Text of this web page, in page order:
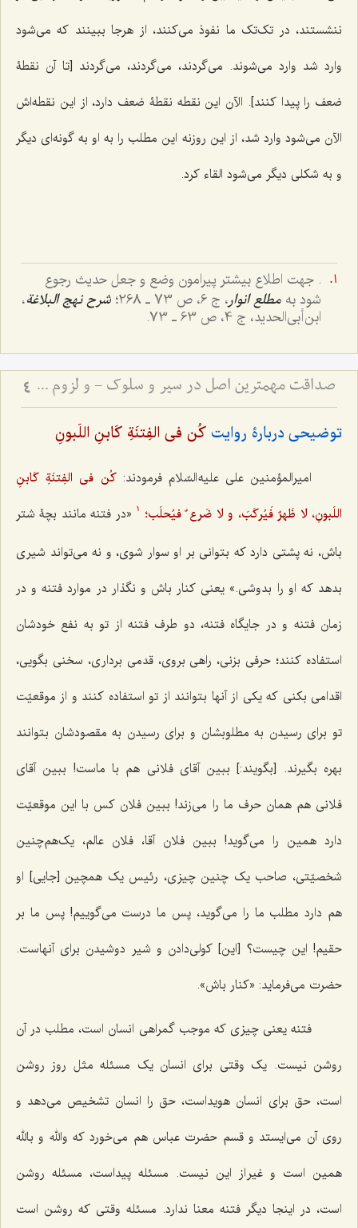
ننشستند، در تک‌تک ما نفوذ می‌کنند، از هرجا ببینند که می‌شود
وارد شد وارد می‌شوند. می‌گردند، می‌گردند، می‌گردند [تا آن نقطۀ
ضعف را پیدا کنند]. الآن این نقطه نقطۀ ضعف دارد، از این نقطه‌اش
الآن می‌شود وارد شد، از این روزنه این مطلب را به او به گونه‌ای دیگر
و به شکلی دیگر می‌شود القاء کرد.
. جهت اطلاع بیشتر پیرامون وضع و جعل حدیث رجوع
شود به مطلع انوار، ج 6، ص 73 ـ 268؛ شرح نهج البلاغة،
ابن‌أبی‌الحدید، ج 4، ص 63 ـ 73.
صداقت مهمترین اصل در سیر و سلوک - و لزوم استقامت در مسیر حق 4
توضیحی دربارۀ روایت کُن فی الفِتنَةِ کَابنِ اللَبونِ
امیرالمؤمنین علی علیه السّلام فرمودند:کُن فی الفِتنَةِ کَابنِ
اللَبونِ، لا ظَهرٌ فَیُرکَبَ، و لا ضَرع ٌ فیُحلَب؛
1
«در فتنه مانند بچۀ شتر
باش، نه پشتی دارد که بتوانی بر او سوار شوی، و نه می‌تواند شیری
بدهد که او را بدوشی.» یعنی کنار باش و نگذار در موارد فتنه و در
زمان فتنه و در جایگاه فتنه، دو طرف فتنه از تو به نفع خودشان
استفاده کنند؛ حرفی بزنی، راهی بروی، قدمی برداری، سخنی بگویی،
اقدامی بکنی که یکی از آنها بتوانند از تو استفاده کنند و از موقعیّت
تو برای رسیدن به مطلوبشان و برای رسیدن به مقصودشان بتوانند
بهره بگیرند. [بگویند:] ببین آقای فلانی هم با ماست! ببین آقای
فلانی هم همان حرف ما را می‌زند! ببین فلان کس با این موقعیّت
دارد همین را می‌گوید! ببین فلان آقا، فلان عالم، یک‌هم‌چنین
شخصیّتی، صاحب یک چنین چیزی، رئیس یک همچین [جایی] او
هم دارد مطلب ما را می‌گوید، پس ما درست می‌گوییم! پس ما بر
حقیم! این چیست؟ [این] کولی‌دادن و شیر دوشیدن برای آنهاست.
حضرت می‌فرماید: «کنار باش».
فتنه یعنی چیزی که موجب گمراهی انسان است، مطلب در آن
روشن نیست. یک وقتی برای انسان یک مسئله مثل روز روشن
است، حق برای انسان هویداست، حق را انسان تشخیص می‌دهد و
روی آن می‌ایستد و قسم حضرت عباس هم می‌خورد که والله و بالله
همین است و غیر از این نیست. مسئله پیداست، مسئله روشن
است، در اینجا دیگر فتنه معنا ندارد. مسئله وقتی که روشن است